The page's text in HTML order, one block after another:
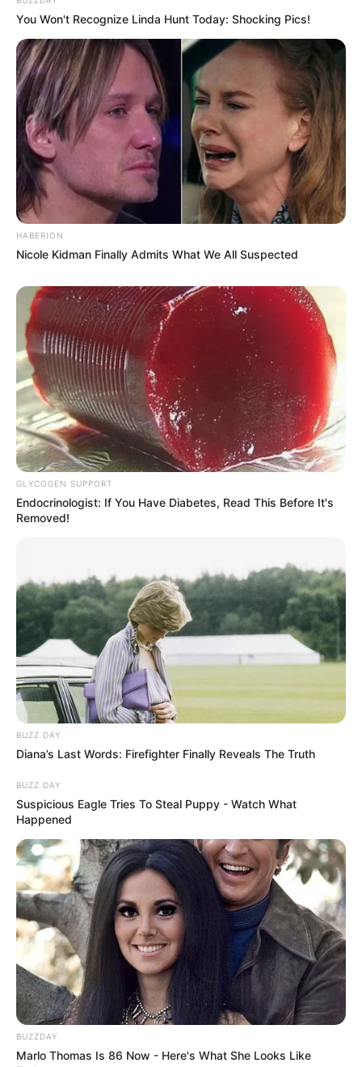
Anti Mainstream, 10 Cara
Membawa Barang Belanjaan
Versi Warga Thailand
Langka Banget! 10 Pose Lucu
Katak yang Bikin Ketawa
Gemes
Ambyar! 10 Kalimat Baper
Pakai Bahasa Jawa Ini Bikin
Galau Abis
Fail! 10 Potret Makanan Gagal
Dimasak yang Bikin Kamu
Nggak Selera
10 Pose Manekin Anti
Mainstream yang Konyol
Banget
8 Kata Lucu Seputar Malam
Minggu ala Jomblo yang Bikin
You Won't Recognize Linda Hunt Today: Shocking Pics!
HABERION
Nicole Kidman Finally Admits What We All Suspected
GLYCOGEN SUPPORT
Endocrinologist: If You Have Diabetes, Read This Before It's
Removed!
BUZZ DAY
Diana’s Last Words: Firefighter Finally Reveals The Truth
BUZZ DAY
Suspicious Eagle Tries To Steal Puppy - Watch What
Happened
BUZZDAY
Marlo Thomas Is 86 Now - Here's What She Looks Like